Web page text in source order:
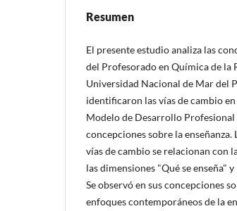
Resumen
El presente estudio analiza las
del Profesorado en Química de la
Universidad Nacional de Mar del
identificaron las vías de cambio
Modelo de Desarrollo Profesional
concepciones sobre la
vías de cambio se relacionan con
las dimensiones "Qué se enseña"
Se observó en sus concepciones
enfoques contemporáneos de la